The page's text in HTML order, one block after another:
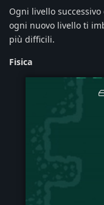
Ogni livello
ogni nuovo livello ti
più difficili.
Fisica